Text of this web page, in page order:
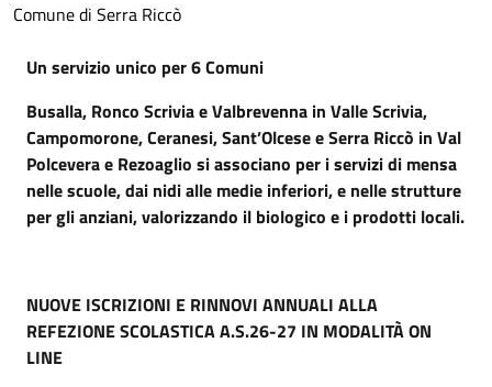
Comune di Serra Riccò
Un servizio unico per 6 Comuni
Busalla, Ronco Scrivia e Valbrevenna in Valle Scrivia,
Campomorone, Ceranesi, Sant’Olcese e Serra Riccò in Val
Polcevera e Rezoaglio si associano per i servizi di mensa
nelle scuole, dai nidi alle medie inferiori, e nelle strutture
per gli anziani, valorizzando il biologico e i prodotti locali.
NUOVE ISCRIZIONI E RINNOVI ANNUALI ALLA
REFEZIONE SCOLASTICA A.S.26-27 IN MODALITÀ ON
LINE